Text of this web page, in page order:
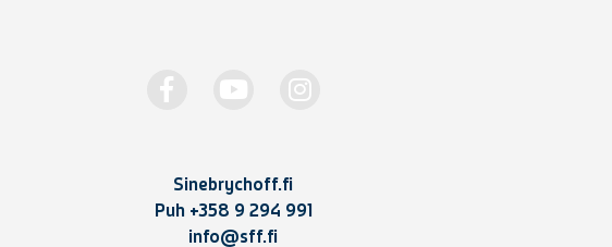
Sinebrychoff.fi
Puh +358 9 294 991
info@sff.fi